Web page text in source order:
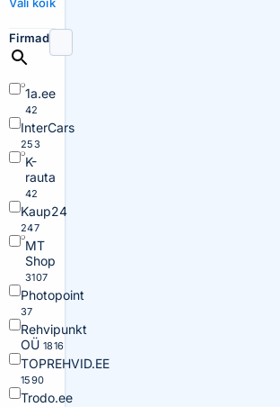
Firmad
1a.ee
42
InterCars
253
K-
rauta
42
Kaup24
247
MT
Shop
3107
Photopoint
37
Rehvipunkt
OÜ 1816
TOPREHVID.EE
1590
Trodo.ee